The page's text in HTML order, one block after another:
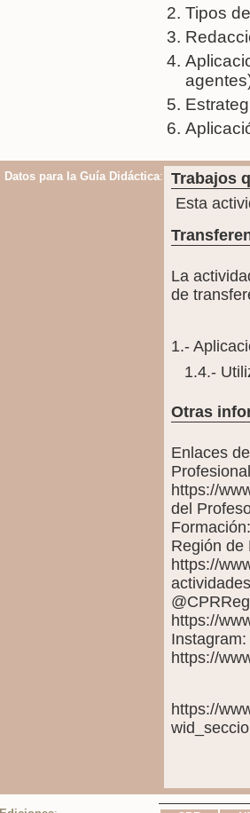
Tipos
Datos para la Guía Didáctica:
Trabajos
Esta
La
de
1.-
1.4.-
Otras
Enlaces
https://
del
Región de
https://
https://
https://
https://